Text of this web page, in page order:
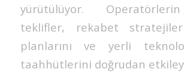
yürütülüyor.
teklifler, rekabet
planlarını ve yerli
taahhütlerini doğrudan